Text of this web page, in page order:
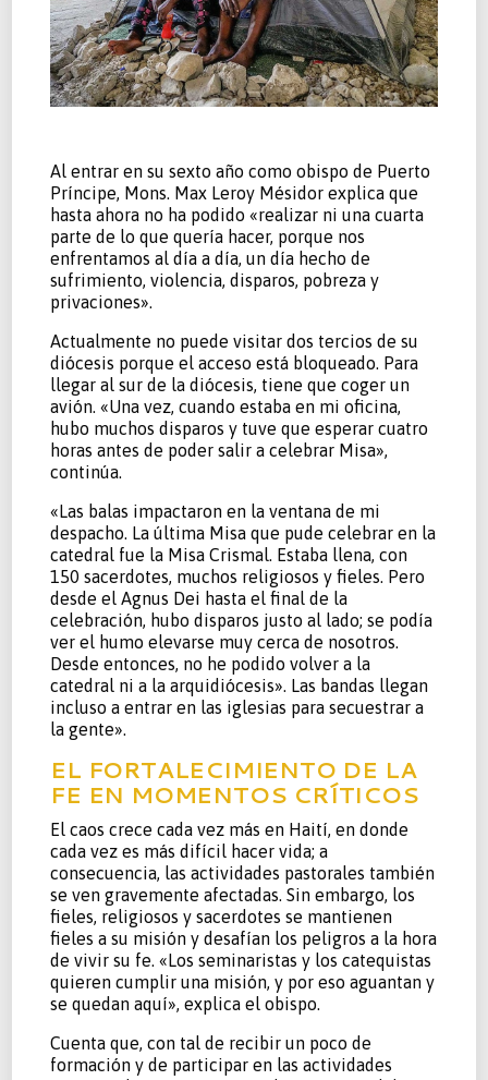
Al entrar en su sexto año como obispo de Puerto
Príncipe, Mons. Max Leroy Mésidor explica que
hasta ahora no ha podido «realizar ni una cuarta
parte de lo que quería hacer, porque nos
enfrentamos al día a día, un día hecho de
sufrimiento, violencia, disparos, pobreza y
privaciones».
Actualmente no puede visitar dos tercios de su
diócesis porque el acceso está bloqueado. Para
llegar al sur de la diócesis, tiene que coger un
avión. «Una vez, cuando estaba en mi oficina,
hubo muchos disparos y tuve que esperar cuatro
horas antes de poder salir a celebrar Misa»,
continúa.
«Las balas impactaron en la ventana de mi
despacho. La última Misa que pude celebrar en la
catedral fue la Misa Crismal. Estaba llena, con
150 sacerdotes, muchos religiosos y fieles. Pero
desde el Agnus Dei hasta el final de la
celebración, hubo disparos justo al lado; se podía
ver el humo elevarse muy cerca de nosotros.
Desde entonces, no he podido volver a la
catedral ni a la arquidiócesis». Las bandas llegan
incluso a entrar en las iglesias para secuestrar a
la gente».
EL FORTALECIMIENTO DE LA
FE EN MOMENTOS CRÍTICOS
El caos crece cada vez más en Haití, en donde
cada vez es más difícil hacer vida; a
consecuencia, las actividades pastorales también
se ven gravemente afectadas. Sin embargo, los
fieles, religiosos y sacerdotes se mantienen
fieles a su misión y desafían los peligros a la hora
de vivir su fe. «Los seminaristas y los catequistas
quieren cumplir una misión, y por eso aguantan y
se quedan aquí», explica el obispo.
Cuenta que, con tal de recibir un poco de
formación y de participar en las actividades